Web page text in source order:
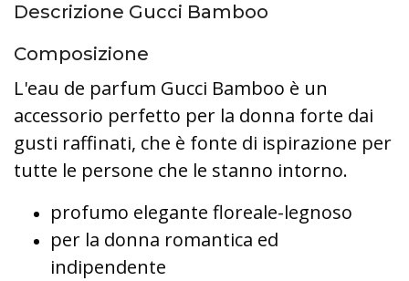
Descrizione Gucci Bamboo
Composizione
L'eau de parfum Gucci Bamboo è un
accessorio perfetto per la donna forte dai
gusti raffinati, che è fonte di ispirazione per
tutte le persone che le stanno intorno.
profumo elegante floreale-legnoso
per la donna romantica ed
indipendente